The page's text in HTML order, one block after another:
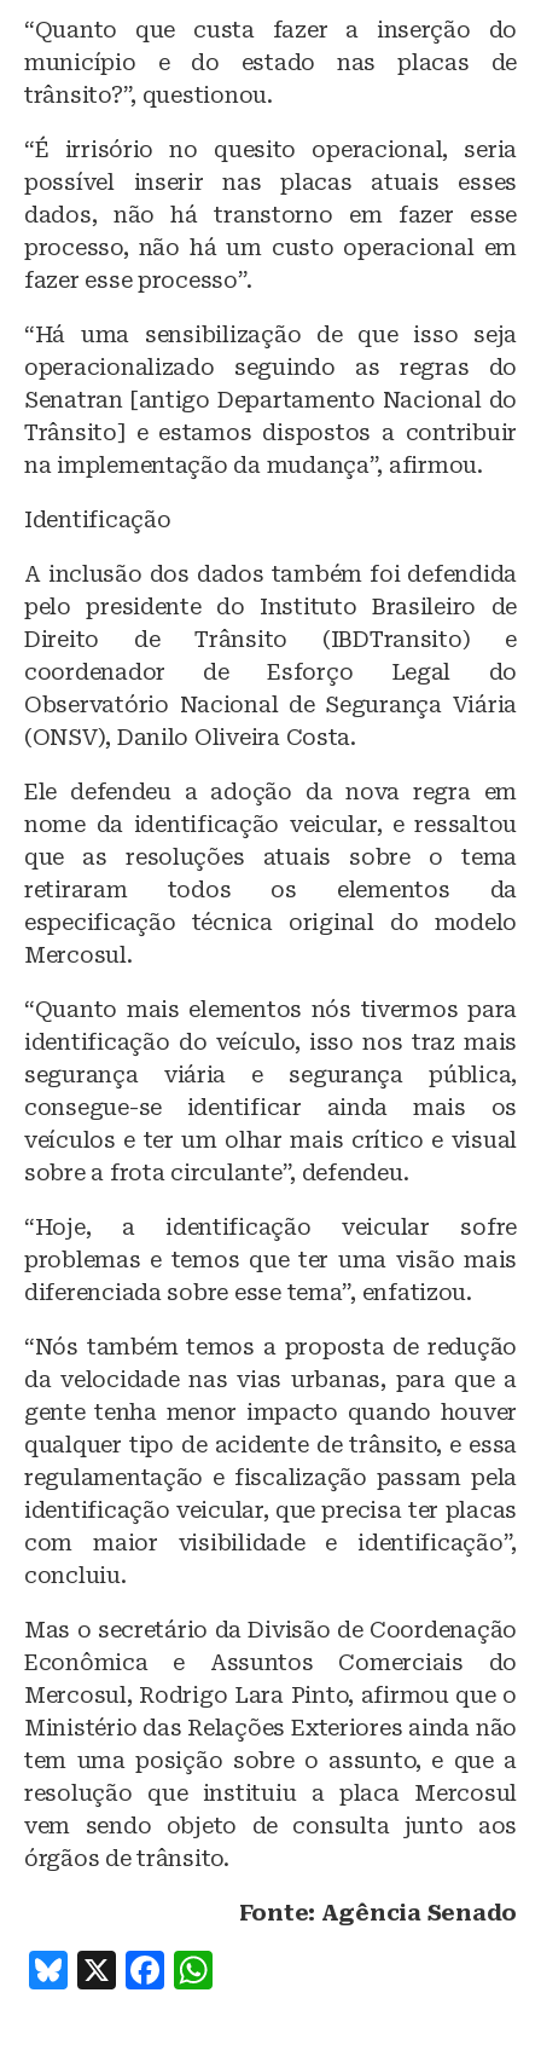
“Quanto que custa fazer a inserção do
município e do estado nas placas de
trânsito?”, questionou.
“É irrisório no quesito operacional, seria
possível inserir nas placas atuais esses
dados, não há transtorno em fazer esse
processo, não há um custo operacional em
fazer esse processo”.
“Há uma sensibilização de que isso seja
operacionalizado seguindo as regras do
Senatran [antigo Departamento Nacional do
Trânsito] e estamos dispostos a contribuir
na implementação da mudança”, afirmou.
Identificação
A inclusão dos dados também foi defendida
pelo presidente do Instituto Brasileiro de
Direito de Trânsito (IBDTransito) e
coordenador de Esforço Legal do
Observatório Nacional de Segurança Viária
(ONSV), Danilo Oliveira Costa.
Ele defendeu a adoção da nova regra em
nome da identificação veicular, e ressaltou
que as resoluções atuais sobre o tema
retiraram todos os elementos da
especificação técnica original do modelo
Mercosul.
“Quanto mais elementos nós tivermos para
identificação do veículo, isso nos traz mais
segurança viária e segurança pública,
consegue-se identificar ainda mais os
veículos e ter um olhar mais crítico e visual
sobre a frota circulante”, defendeu.
“Hoje, a identificação veicular sofre
problemas e temos que ter uma visão mais
diferenciada sobre esse tema”, enfatizou.
“Nós também temos a proposta de redução
da velocidade nas vias urbanas, para que a
gente tenha menor impacto quando houver
qualquer tipo de acidente de trânsito, e essa
regulamentação e fiscalização passam pela
identificação veicular, que precisa ter placas
com maior visibilidade e identificação”,
concluiu.
Mas o secretário da Divisão de Coordenação
Econômica e Assuntos Comerciais do
Mercosul, Rodrigo Lara Pinto, afirmou que o
Ministério das Relações Exteriores ainda não
tem uma posição sobre o assunto, e que a
resolução que instituiu a placa Mercosul
vem sendo objeto de consulta junto aos
órgãos de trânsito.
Fonte: Agência Senado
B
X
F